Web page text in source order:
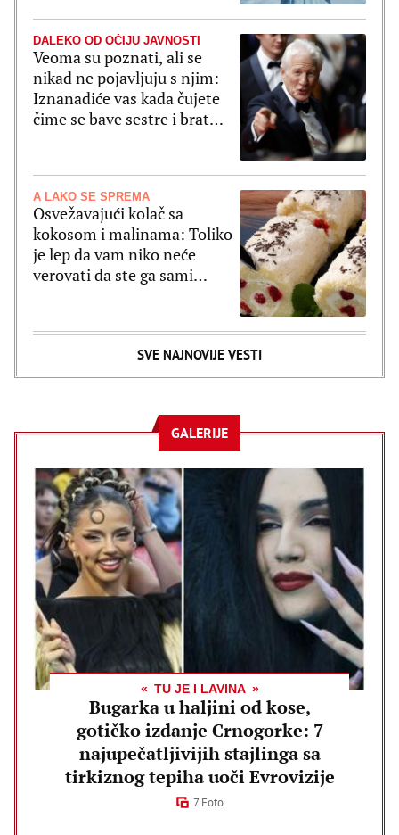
DALEKO OD OČIJU JAVNOSTI
Veoma su poznati, ali se
nikad ne pojavljuju s njim:
Iznanadiće vas kada čujete
čime se bave sestre i brat
A LAKO SE SPREMA
Osvežavajući kolač sa
kokosom i malinama: Toliko
je lep da vam niko neće
verovati da ste ga sami
SVE NAJNOVIJE VESTI
GALERIJE
TU JE I LAVINA
Bugarka u haljini od kose,
gotičko izdanje Crnogorke: 7
najupečatljivijih stajlinga sa
tirkiznog tepiha uoči Evrovizije
7 Foto